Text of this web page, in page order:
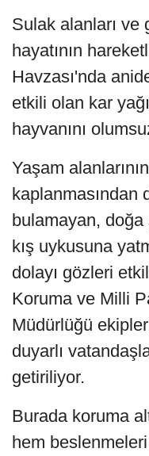
Sulak alanları ve
hayatının
Havzası'nda
etkili olan kar
hayvanını
Yaşam
kaplanmasından
bulamayan, doğa
kış uykusuna
dolayı gözleri
Koruma ve Milli
Müdürlüğü
duyarlı
getiriliyor.
Burada koruma
hem